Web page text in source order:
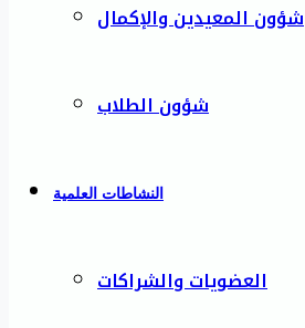
شؤون المعيدين والإكمال
شؤون الطلاب
النشاطات العلمية
العضويات والشراكات